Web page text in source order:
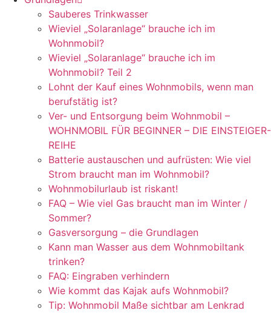
Sauberes Trinkwasser
Wieviel „Solaranlage“ brauche ich im
Wohnmobil?
Wieviel „Solaranlage“ brauche ich im
Wohnmobil? Teil 2
Lohnt der Kauf eines Wohnmobils, wenn man
berufstätig ist?
Ver- und Entsorgung beim Wohnmobil –
WOHNMOBIL FÜR BEGINNER – DIE EINSTEIGER-
REIHE
Batterie austauschen und aufrüsten: Wie viel
Strom braucht man im Wohnmobil?
Wohnmobilurlaub ist riskant!
FAQ – Wie viel Gas braucht man im Winter /
Sommer?
Gasversorgung – die Grundlagen
Kann man Wasser aus dem Wohnmobiltank
trinken?
FAQ: Eingraben verhindern
Wie kommt das Kajak aufs Wohnmobil?
Tip: Wohnmobil Maße sichtbar am Lenkrad